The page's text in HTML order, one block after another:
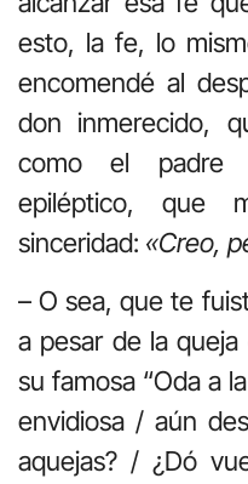
esto, la fe, lo
encomendé al
don inmerecido,
como el padre
epiléptico, que
sinceridad: «Creo,
– O sea, que te
a pesar de la
su famosa “Oda a
envidiosa / aún
aquejas? / ¿Dó